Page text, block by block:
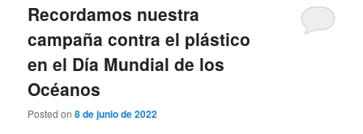
Recordamos nuestra
campaña contra el plástico
en el Día Mundial de los
Océanos
Posted on8 de junio de 2022